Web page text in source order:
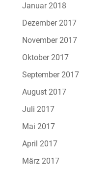
Januar 2018
Dezember 2017
November 2017
Oktober 2017
September 2017
August 2017
Juli 2017
Mai 2017
April 2017
März 2017